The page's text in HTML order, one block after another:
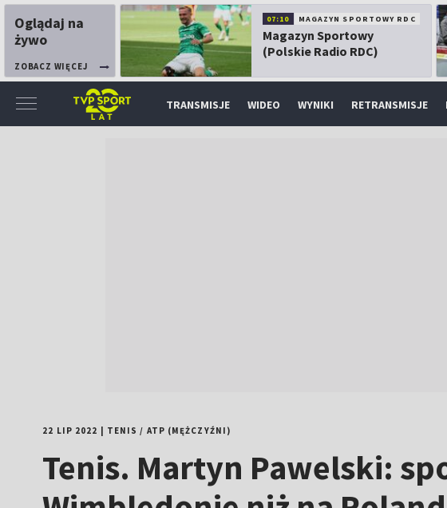
Oglądaj na
żywo
ZOBACZ WIĘCEJ
07:10 MAGAZYN SPORTOWY RDC
Magazyn Sportowy
(Polskie Radio RDC)
TRANSMISJE WIDEO WYNIKI RETRANSMISJE
22 LIP 2022 TENIS / ATP (MĘŻCZYŹNI)
Tenis. Martyn Pawelski: